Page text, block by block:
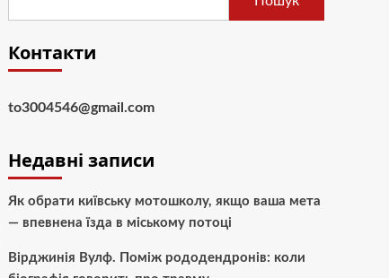
Контакти
to3004546@gmail.com
Недавні записи
Як обрати київську мотошколу, якщо ваша мета
— впевнена їзда в міському потоці
Вірджинія Вулф. Поміж рододендронів: коли